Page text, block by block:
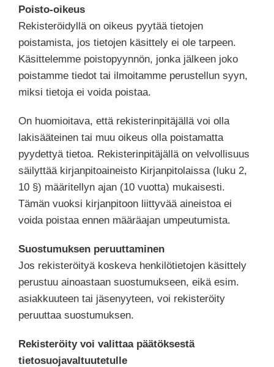
Poisto-oikeus
Rekisteröidyllä on oikeus pyytää tietojen
poistamista, jos tietojen käsittely ei ole tarpeen.
Käsittelemme poistopyynnön, jonka jälkeen joko
poistamme tiedot tai ilmoitamme perustellun syyn,
miksi tietoja ei voida poistaa.
On huomioitava, että rekisterinpitäjällä voi olla
lakisääteinen tai muu oikeus olla poistamatta
pyydettyä tietoa. Rekisterinpitäjällä on velvollisuus
säilyttää kirjanpitoaineisto Kirjanpitolaissa (luku 2,
10 §) määritellyn ajan (10 vuotta) mukaisesti.
Tämän vuoksi kirjanpitoon liittyvää aineistoa ei
voida poistaa ennen määräajan umpeutumista.
Suostumuksen peruuttaminen
Jos rekisteröityä koskeva henkilötietojen käsittely
perustuu ainoastaan suostumukseen, eikä esim.
asiakkuuteen tai jäsenyyteen, voi rekisteröity
peruuttaa suostumuksen.
Rekisteröity voi valittaa päätöksestä
tietosuojavaltuutetulle